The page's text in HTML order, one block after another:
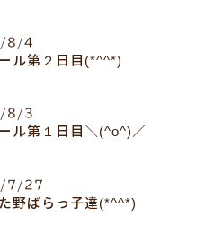
8/4
ル第２日目(*^^*)
8/3
ル第１日目＼(^o^)／
7/27
野ばらっ子達(*^^*)